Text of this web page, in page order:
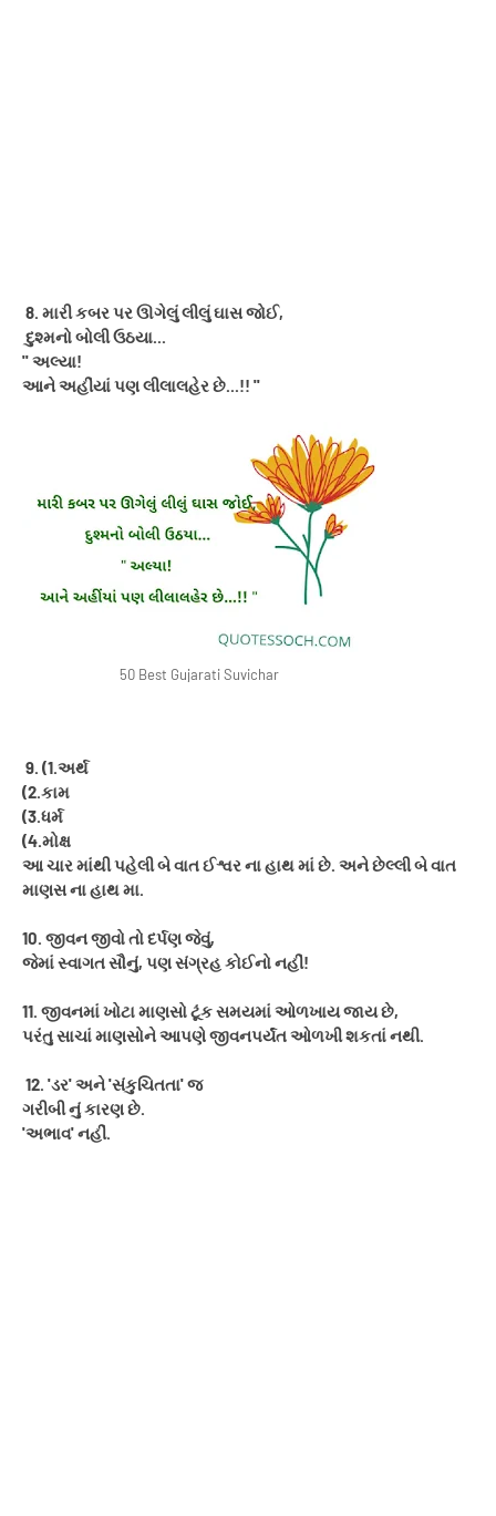
8. મારી કબર પર ઊગેલું લીલું ઘાસ જોઈ,
દુશ્મનો બોલી ઉઠયા...
'' અલ્યા!
આને અહીંયાં પણ લીલાલહેર છે...!! ''
50 Best Gujarati Suvichar
9. (1.અર્થ
(2.કામ
(3.ધર્મ
(4.મોક્ષ
આ ચાર માંથી પહેલી બે વાત ઈશ્વર ના હાથ માં છે. અને છેલ્લી બે વાત
માણસ ના હાથ મા.
10. જીવન જીવો તો દર્પણ જેવું,
જેમાં સ્વાગત સૌનું, પણ સંગ્રહ કોઈનો નહીં!
11. જીવનમાં ખોટા માણસો ટૂંક સમયમાં ઓળખાય જાય છે,
પરંતુ સાચાં માણસોને આપણે જીવનપર્યંત ઓળખી શકતાં નથી.
12. 'ડર' અને 'સંકુચિતતા' જ
ગરીબી નું કારણ છે.
'અભાવ' નહીં.